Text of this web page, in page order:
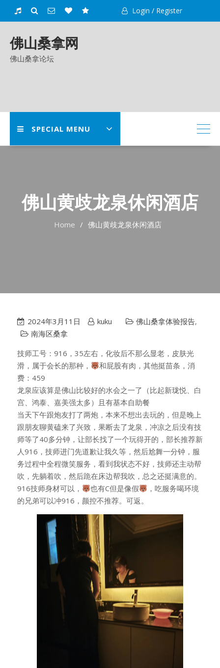
Login / Register
佛山桑拿网
佛山桑拿论坛
SPECIAL MENU
佛山黄歧龙泉休闲酒店
Home 佛山黄歧龙泉休闲酒店
2024年3月11日 kuku 佛山桑拿体验报告,
南海区桑拿
技师工号：916，35左右，化妆后不那么显老，皮肤光
滑，属于会长的那种，
和屁股有肉，其他挺苗条，消
费：459
龙泉应该算是佛山比较好的水会之一了（比起新珑悦、白
宫、鸿泰、嘉美强太多）且有基本自助餐
当天下午跟炮友打了两炮，本来不想出去玩的，但是晚上
跟朋友聊黄磕来了兴致，果断去了龙泉，冲凉之后没有技
师等了40多分钟，让部长找了一个玩得开的，部长推荐新
人916，技师进门先道歉让我久等，然后尬舞一分钟，服
务过程中全程微笑服务，看到我状态不好，技师还主动帮
吹，先躺着吹，然后跪在床边帮我吹，总之还挺满意的。
916技师身材可以，
也有C但是像假
，吃服务喝环境
的兄弟可以冲916，颜控不推荐。可返。